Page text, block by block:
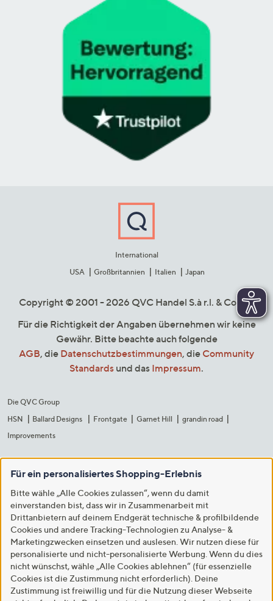
International
USA
Großbritannien Italien Japan
Copyright © 2001 - 2026 QVC Handel S.à r.l. & Co. KG
Für die Richtigkeit der Angaben übernehmen wir keine
Gewähr. Bitte beachte auch folgende
AGB, die Datenschutzbestimmungen, die Community
Standards und das Impressum.
Die QVC Group
HSN
Ballard Designs Frontgate Garnet Hill
grandin road
Improvements
Für ein personalisiertes Shopping-Erlebnis
Bitte wähle „Alle Cookies zulassen“, wenn du damit
einverstanden bist, dass wir in Zusammenarbeit mit
Drittanbietern auf deinem Endgerät technische & profilbildende
Cookies und andere Tracking-Technologien zu Analyse- &
Marketingzwecken einsetzen und auslesen. Wir nutzen diese für
personalisierte und nicht-personalisierte Werbung. Wenn du dies
nicht wünschst, wähle „Alle Cookies ablehnen“ (für essenzielle
Cookies ist die Zustimmung nicht erforderlich). Deine
Zustimmung ist freiwillig und für die Nutzung dieser Webseite